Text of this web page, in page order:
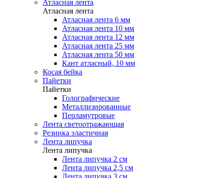
Атласная лента
Атласная лента
Атласная лента 6 мм
Атласная лента 10 мм
Атласная лента 12 мм
Атласная лента 25 мм
Атласная лента 50 мм
Кант атласный, 10 мм
Косая бейка
Пайетки
Пайетки
Голографические
Металлизированные
Перламутровые
Лента светоотражающая
Резинка эластичная
Лента липучка
Лента липучка
Лента липучка 2 см
Лента липучка 2,5 см
Лента липучка 3 см